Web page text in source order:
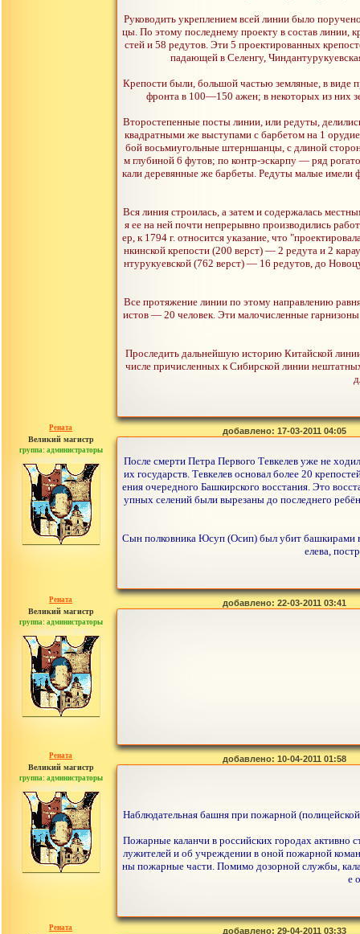
Руководить укреплением всей линии было
цы. По этому последнему проекту в состав линии,
стей и 58 редутов. Эти 5 проектированных
падающей в Селенгу,
Крепости были, большой частью земляные, в виде
фронта в 100—150 ажен; в некоторых из них
Второстепенные посты линии, или редуты,
квадратными же выступами с барбетом на 1
бой восьмиугольные штерншанцы, с длиной
м глубиной 6 футов; по контр-эскарпу — ряд
кали деревянные же барбеты. Редуты малые имели
Вся линия строилась, a затем и содержалась
я ее на ней почти непрерывно производились
ер, к 1794 г. относится указание, что
нкинской крепости (200 верст) — 2 редута и 2
нтурукуевской (762 верст) — 16 редутов, до
Все протяжение линии по этому направлению
истов — 20 человек. Эти малочисленные
Проследить дальнейшую историю Китайской
числе причисленных к Сибирской линии
Рената
Великий магистр
группа: администраторы
сообщений: 30442
добавлено: 17-03-2011 04:05
После смерти Петра Первого Тевкелев уже не
их государств. Тевкелев основал более 20
ения очередного Башкирского восстания. Это
упных селений были вырезаны до последнего
Сын полковника Юсуп (Осип) был убит башкирами
елева,
Рената
Великий магистр
группа: администраторы
сообщений: 30442
добавлено: 22-03-2011 03:41
Рената
Великий магистр
группа: администраторы
сообщений: 30442
добавлено: 10-04-2011 01:58
Наблюдательная башня при пожарной
Пожарные каланчи в российских городах активно
лужителей и об учреждении в оной пожарной
ны пожарные части. Помимо дозорной службы,
е
Рената добавлено: 29-04-2011 03:33